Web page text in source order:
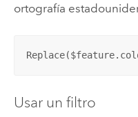
ortografía
Usar un filtro